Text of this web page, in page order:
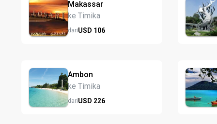
Makassar
ke Timika
dariUSD 106
Ambon
ke Timika
dariUSD 226